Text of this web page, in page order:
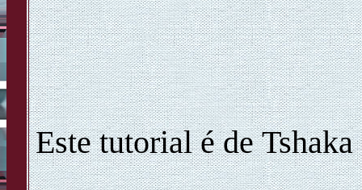
Este tutorial é de